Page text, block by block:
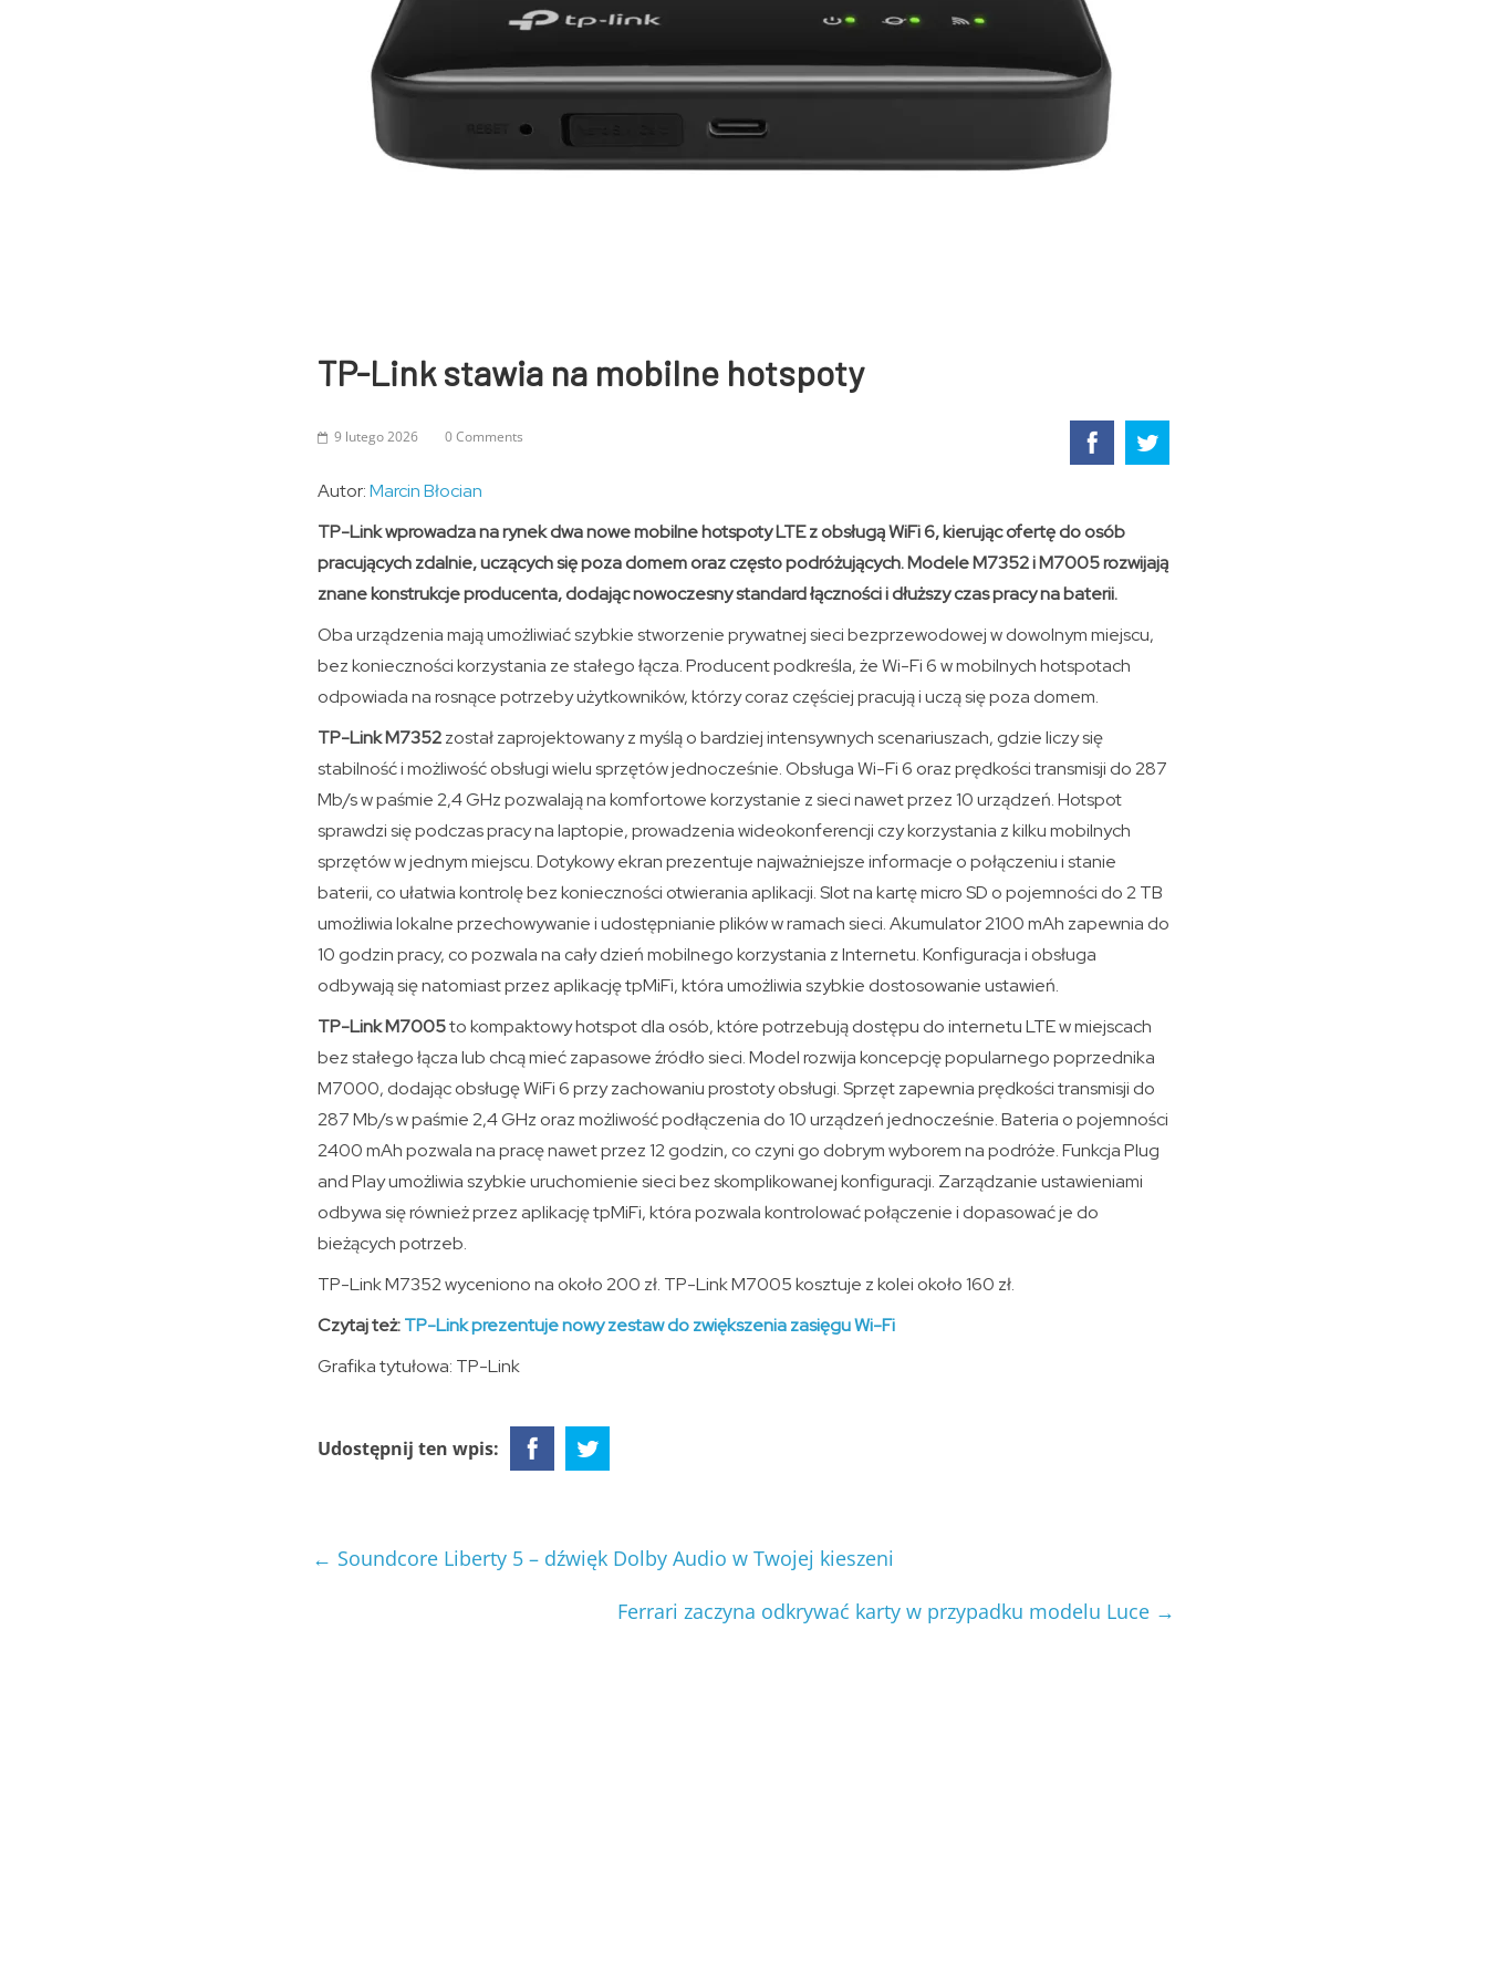
TP-Link stawia na mobilne hotspoty
9 lutego 2026 0 Comments
Autor:Marcin Błocian
TP-Link wprowadza na rynek dwa nowe mobilne hotspoty LTE z obsługą WiFi 6, kierując ofertę do osób
pracujących zdalnie, uczących się poza domem oraz często podróżujących. Modele M7352 i M7005 rozwijają
znane konstrukcje producenta, dodając nowoczesny standard łączności i dłuższy czas pracy na baterii.
Oba urządzenia mają umożliwiać szybkie stworzenie prywatnej sieci bezprzewodowej w dowolnym miejscu,
bez konieczności korzystania ze stałego łącza. Producent podkreśla, że Wi-Fi 6 w mobilnych hotspotach
odpowiada na rosnące potrzeby użytkowników, którzy coraz częściej pracują i uczą się poza domem.
TP-Link M7352został zaprojektowany z myślą o bardziej intensywnych scenariuszach, gdzie liczy się
stabilność i możliwość obsługi wielu sprzętów jednocześnie. Obsługa Wi-Fi 6 oraz prędkości transmisji do 287
Mb/s w paśmie 2,4 GHz pozwalają na komfortowe korzystanie z sieci nawet przez 10 urządzeń. Hotspot
sprawdzi się podczas pracy na laptopie, prowadzenia wideokonferencji czy korzystania z kilku mobilnych
sprzętów w jednym miejscu. Dotykowy ekran prezentuje najważniejsze informacje o połączeniu i stanie
baterii, co ułatwia kontrolę bez konieczności otwierania aplikacji. Slot na kartę micro SD o pojemności do 2 TB
umożliwia lokalne przechowywanie i udostępnianie plików w ramach sieci. Akumulator 2100 mAh zapewnia do
10 godzin pracy, co pozwala na cały dzień mobilnego korzystania z Internetu. Konfiguracja i obsługa
odbywają się natomiast przez aplikację tpMiFi, która umożliwia szybkie dostosowanie ustawień.
TP-Link M7005to kompaktowy hotspot dla osób, które potrzebują dostępu do internetu LTE w miejscach
bez stałego łącza lub chcą mieć zapasowe źródło sieci. Model rozwija koncepcję popularnego poprzednika
M7000, dodając obsługę WiFi 6 przy zachowaniu prostoty obsługi. Sprzęt zapewnia prędkości transmisji do
287 Mb/s w paśmie 2,4 GHz oraz możliwość podłączenia do 10 urządzeń jednocześnie. Bateria o pojemności
2400 mAh pozwala na pracę nawet przez 12 godzin, co czyni go dobrym wyborem na podróże. Funkcja Plug
and Play umożliwia szybkie uruchomienie sieci bez skomplikowanej konfiguracji. Zarządzanie ustawieniami
odbywa się również przez aplikację tpMiFi, która pozwala kontrolować połączenie i dopasować je do
bieżących potrzeb.
TP-Link M7352 wyceniono na około 200 zł. TP-Link M7005 kosztuje z kolei około 160 zł.
Czytaj też:TP-Link prezentuje nowy zestaw do zwiększenia zasięgu Wi-Fi
Grafika tytułowa: TP-Link
Udostępnij ten wpis:
← Soundcore Liberty 5 – dźwięk Dolby Audio w Twojej kieszeni
Ferrari zaczyna odkrywać karty w przypadku modelu Luce →